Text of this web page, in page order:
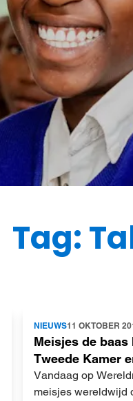
Tag:
NIEUWS11 OKTOBER
Meisjes de
Tweede Kamer
Vandaag op
meisjes wereldwijd
meer